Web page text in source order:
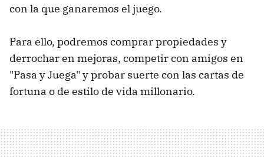
con la que ganaremos el juego.
Para ello, podremos comprar propiedades y
derrochar en mejoras, competir con amigos en
"Pasa y Juega" y probar suerte con las cartas de
fortuna o de estilo de vida millonario.